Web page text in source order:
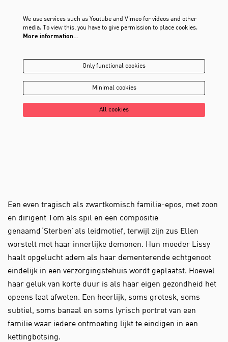
We use services such as Youtube and Vimeo for videos and other
media. To view this, you have to give permission to place cookies.
More information…
Only functional cookies
Minimal cookies
All cookies
Een even tragisch als zwartkomisch familie-epos, met zoon
en dirigent Tom als spil en een compositie
genaamd ‘Sterben’ als leidmotief, terwijl zijn zus Ellen
worstelt met haar innerlijke demonen. Hun moeder Lissy
haalt opgelucht adem als haar dementerende echtgenoot
eindelijk in een verzorgingstehuis wordt geplaatst. Hoewel
haar geluk van korte duur is als haar eigen gezondheid het
opeens laat afweten. Een heerlijk, soms grotesk, soms
subtiel, soms banaal en soms lyrisch portret van een
familie waar iedere ontmoeting lijkt te eindigen in een
kettingbotsing.